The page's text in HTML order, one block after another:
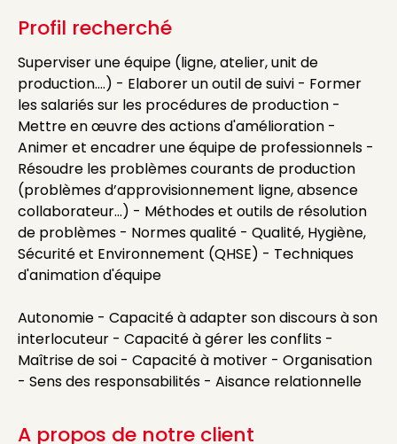
Profil recherché
Superviser une équipe (ligne, atelier, unit de
production….) - Elaborer un outil de suivi - Former
les salariés sur les procédures de production -
Mettre en œuvre des actions d'amélioration -
Animer et encadrer une équipe de professionnels -
Résoudre les problèmes courants de production
(problèmes d’approvisionnement ligne, absence
collaborateur…) - Méthodes et outils de résolution
de problèmes - Normes qualité - Qualité, Hygiène,
Sécurité et Environnement (QHSE) - Techniques
d'animation d'équipe
Autonomie - Capacité à adapter son discours à son
interlocuteur - Capacité à gérer les conflits -
Maîtrise de soi - Capacité à motiver - Organisation
- Sens des responsabilités - Aisance relationnelle
A propos de notre client